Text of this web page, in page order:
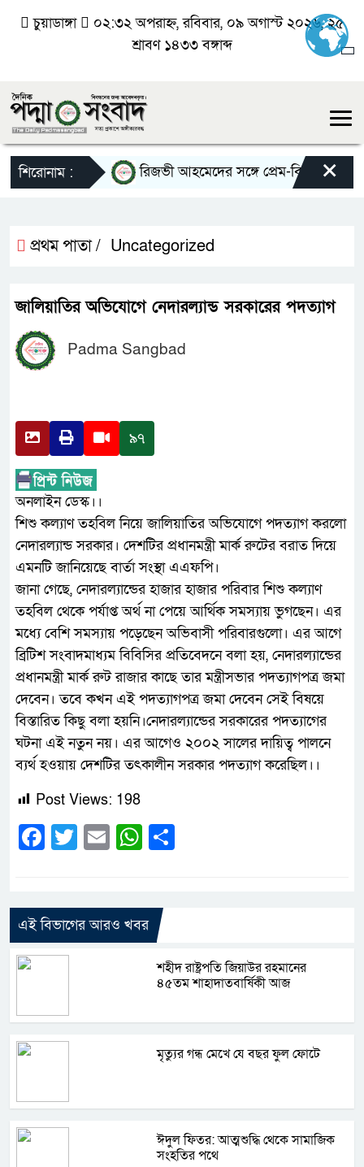
চুয়াডাঙ্গা
০২:৩২ অপরাহ্ন, রবিবার, ০৯ অগাস্ট ২০২৬, ২৫
শ্রাবণ ১৪৩৩ বঙ্গাব্দ
শিরোনাম : রিজভী আহমেদের সঙ্গে প্রেম-বিয়ে নিয়ে যা
×
প্রথম পাতা / Uncategorized
জালিয়াতির অভিযোগে নেদারল্যান্ড সরকারের পদত্যাগ
Padma Sangbad
৯৭
অনলাইন ডেস্ক।।
শিশু কল্যাণ তহবিল নিয়ে জালিয়াতির অভিযোগে পদত্যাগ করলো
নেদারল্যান্ড সরকার। দেশটির প্রধানমন্ত্রী মার্ক রুটের বরাত দিয়ে
এমনটি জানিয়েছে বার্তা সংস্থা এএফপি।
জানা গেছে, নেদারল্যান্ডের হাজার হাজার পরিবার শিশু কল্যাণ
তহবিল থেকে পর্যাপ্ত অর্থ না পেয়ে আর্থিক সমস্যায় ভুগছেন। এর
মধ্যে বেশি সমস্যায় পড়েছেন অভিবাসী পরিবারগুলো। এর আগে
ব্রিটিশ সংবাদমাধ্যম বিবিসির প্রতিবেদনে বলা হয়, নেদারল্যান্ডের
প্রধানমন্ত্রী মার্ক রুট রাজার কাছে তার মন্ত্রীসভার পদত্যাগপত্র জমা
দেবেন। তবে কখন এই পদত্যাগপত্র জমা দেবেন সেই বিষয়ে
বিস্তারিত কিছু বলা হয়নি।নেদারল্যান্ডের সরকারের পদত্যাগের
ঘটনা এই নতুন নয়। এর আগেও ২০০২ সালের দায়িত্ব পালনে
ব্যর্থ হওয়ায় দেশটির তৎকালীন সরকার পদত্যাগ করেছিল।।
Post Views: 198
Facebook
Twitter
EmailWhatsApp
এই বিভাগের আরও খবর
শহীদ রাষ্ট্রপতি জিয়াউর রহমানের
৪৫তম শাহাদাতবার্ষিকী আজ
মৃত্যুর গন্ধ মেখে যে বছর ফুল ফোটে
ঈদুল ফিতর: আত্মশুদ্ধি থেকে সামাজিক
সংহতির পথে